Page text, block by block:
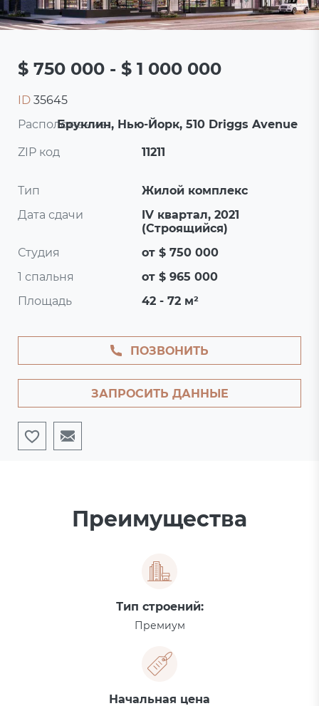
$ 750 000 - $ 1 000 000
ID 35645
Расположение:
Бруклин, Нью-Йорк, 510 Driggs Avenue
ZIP код 11211
Тип
Жилой комплекс
Дата сдачи
IV квартал, 2021
(Строящийся)
Студия
от $ 750 000
1 спальня
от $ 965 000
Площадь
42 - 72 м²
ПОЗВОНИТЬ
ЗАПРОСИТЬ ДАННЫЕ
Преимущества
Тип строений:
Премиум
Начальная цена